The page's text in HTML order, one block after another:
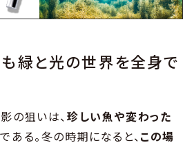
緑と光の世界を全身で
の狙いは、珍しい魚や変わった
である。冬の時期になると、 この場